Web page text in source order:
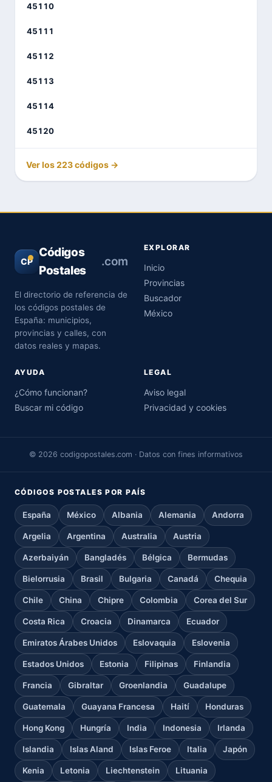
45110
45111
45112
45113
45114
45120
Ver los 223 códigos →
CP
Códigos
Postales
.com
El directorio de referencia de
los códigos postales de
España: municipios,
provincias y calles, con
datos reales y mapas.
EXPLORAR
Inicio
Provincias
Buscador
México
AYUDA
¿Cómo funcionan?
Buscar mi código
LEGAL
Aviso legal
Privacidad y cookies
© 2026 codigopostales.com · Datos con fines informativos
CÓDIGOS POSTALES POR PAÍS
España México Albania Alemania Andorra
Argelia Argentina Australia Austria
Azerbaiyán Bangladés Bélgica Bermudas
Bielorrusia Brasil Bulgaria Canadá Chequia
Chile China Chipre Colombia Corea del Sur
Costa Rica Croacia Dinamarca Ecuador
Emiratos Árabes Unidos Eslovaquia Eslovenia
Estados Unidos Estonia Filipinas Finlandia
Francia Gibraltar Groenlandia Guadalupe
Guatemala Guayana Francesa Haití Honduras
Hong Kong Hungría India Indonesia Irlanda
Islandia Islas Aland Islas Feroe Italia Japón
Kenia Letonia Liechtenstein Lituania